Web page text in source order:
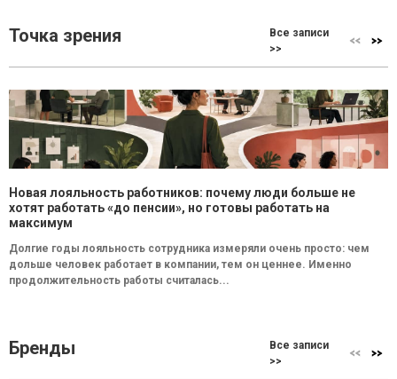
Точка зрения
Все записи
>>
Новая лояльность работников: почему люди больше не
хотят работать «до пенсии», но готовы работать на
максимум
Долгие годы лояльность сотрудника измеряли очень просто: чем
дольше человек работает в компании, тем он ценнее. Именно
продолжительность работы считалась...
Бренды
Все записи
>>